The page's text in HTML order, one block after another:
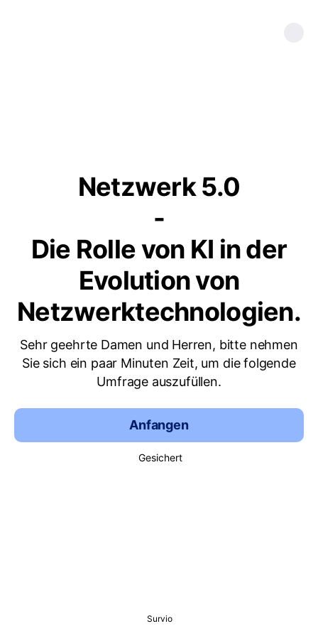
Netzwerk 5.0
-
Die Rolle von KI in der
Evolution von
Netzwerktechnologien.
Sehr geehrte Damen und Herren, bitte nehmen
Sie sich ein paar Minuten Zeit, um die folgende
Umfrage auszufüllen.
Anfangen
Gesichert
Survio